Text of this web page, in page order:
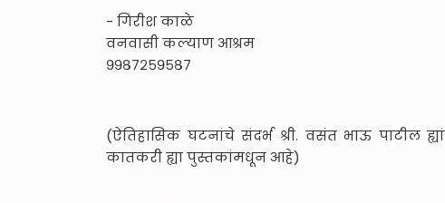
- गिरीश काळे
वनवासी कल्याण आश्रम
९९८७२५९५८७
(ऐतिहासिक घटनांचे संदर्भ श्री. वसंत भाऊ पाटील
कातकरी ह्या पुस्तकांमधून आहे)